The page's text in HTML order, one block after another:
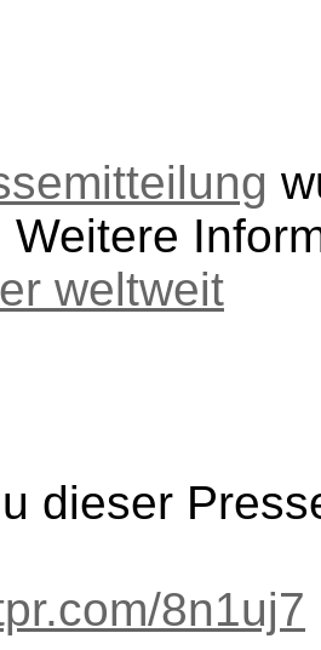
Weitere
weltweit
dieser
8n1uj7